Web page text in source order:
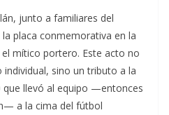
junto a familiares del
placa conmemorativa en la
mítico portero. Este acto no
sino un tributo a la
que llevó al equipo —entonces
a la cima del fútbol